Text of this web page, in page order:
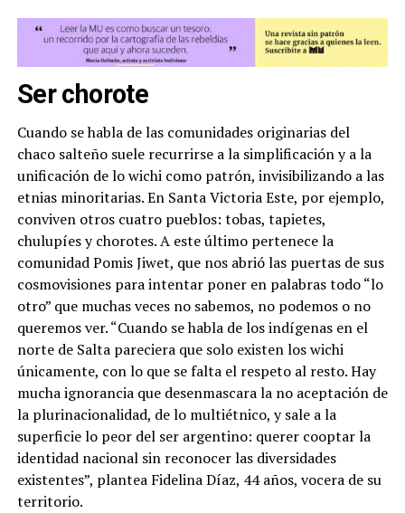
Ser chorote
Cuando se habla de las comunidades originarias del
chaco salteño suele recurrirse a la simplificación y a la
unificación de lo wichi como patrón, invisibilizando a las
etnias minoritarias. En Santa Victoria Este, por ejemplo,
conviven otros cuatro pueblos: tobas, tapietes,
chulupíes y chorotes. A este último pertenece la
comunidad Pomis Jiwet, que nos abrió las puertas de sus
cosmovisiones para intentar poner en palabras todo “lo
otro” que muchas veces no sabemos, no podemos o no
queremos ver. “Cuando se habla de los indígenas en el
norte de Salta pareciera que solo existen los wichi
únicamente, con lo que se falta el respeto al resto. Hay
mucha ignorancia que desenmascara la no aceptación de
la plurinacionalidad, de lo multiétnico, y sale a la
superficie lo peor del ser argentino: querer cooptar la
identidad nacional sin reconocer las diversidades
existentes”, plantea Fidelina Díaz, 44 años, vocera de su
territorio.